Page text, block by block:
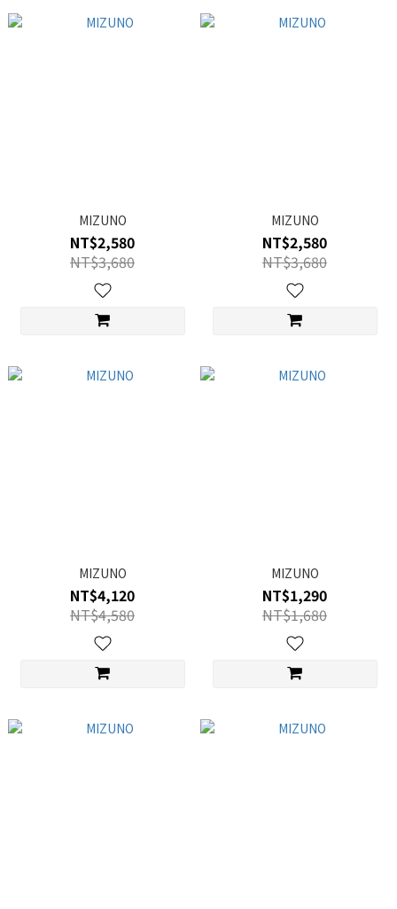
MIZUNO
NT$2,580
NT$3,680
MIZUNO
NT$2,580
NT$3,680
MIZUNO
NT$4,120
NT$4,580
MIZUNO
NT$1,290
NT$1,680